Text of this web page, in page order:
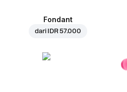
Fondant
dari IDR 57.000